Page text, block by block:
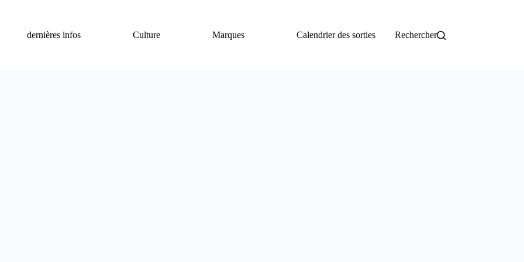
dernières infos
Culture Marques Calendrier des sorties Rechercher